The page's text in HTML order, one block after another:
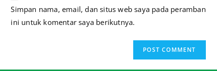
Simpan nama, email, dan situs web saya pada peramban
ini untuk komentar saya berikutnya.